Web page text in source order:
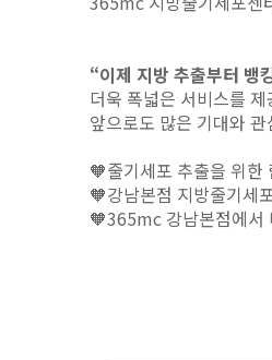
“이제 지방 추출부터 뱅
더욱 폭넓은 서비스를 제
앞으로도 많은 기대와
🧡줄기세포 추출을 위한
🧡강남본점 지방줄기세
🧡365mc 강남본점에서